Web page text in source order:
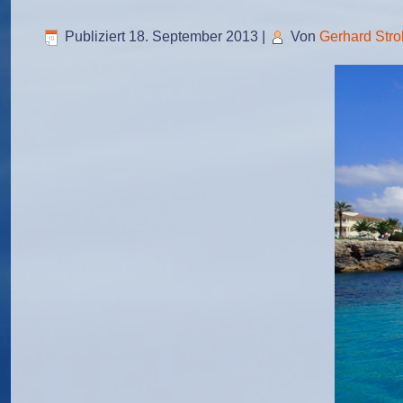
Publiziert 18. September 2013 Von Gerhard